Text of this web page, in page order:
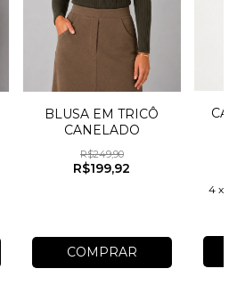
BLUSA EM TRICÔ
CANELADO
R$249,90
R$199,92
COMPRAR
4 x